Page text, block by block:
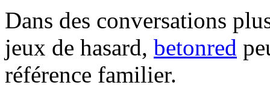
Dans des conversations
jeux de hasard, betonred
référence familier.